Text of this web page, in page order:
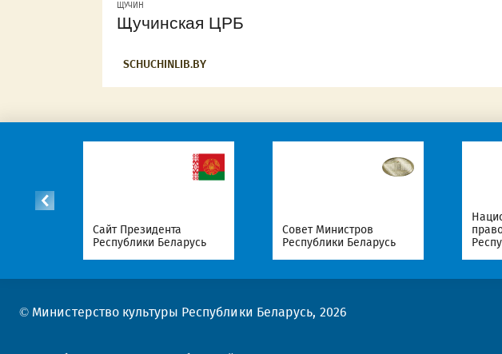
ЩУЧИН
Щучинская ЦРБ
SCHUCHINLIB.BY
Сайт Президента
Республики Беларусь
Совет Министров
Республики Беларусь
правовой портал
Республики Беларусь
© Министерство культуры Республики Беларусь, 2026